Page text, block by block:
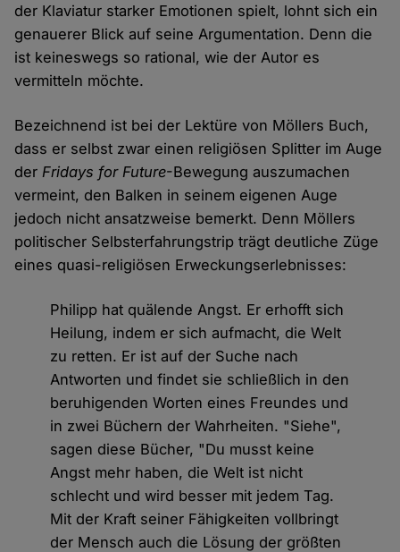
der Klaviatur starker Emotionen spielt, lohnt sich ein
genauerer Blick auf seine Argumentation. Denn die
ist keineswegs so rational, wie der Autor es
vermitteln möchte.
Bezeichnend ist bei der Lektüre von Möllers Buch,
dass er selbst zwar einen religiösen Splitter im Auge
der Fridays for Future-Bewegung auszumachen
vermeint, den Balken in seinem eigenen Auge
jedoch nicht ansatzweise bemerkt. Denn Möllers
politischer Selbsterfahrungstrip trägt deutliche Züge
eines quasi-religiösen Erweckungserlebnisses:
Philipp hat quälende Angst. Er erhofft sich
Heilung, indem er sich aufmacht, die Welt
zu retten. Er ist auf der Suche nach
Antworten und findet sie schließlich in den
beruhigenden Worten eines Freundes und
in zwei Büchern der Wahrheiten. "Siehe",
sagen diese Bücher, "Du musst keine
Angst mehr haben, die Welt ist nicht
schlecht und wird besser mit jedem Tag.
Mit der Kraft seiner Fähigkeiten vollbringt
der Mensch auch die Lösung der größten